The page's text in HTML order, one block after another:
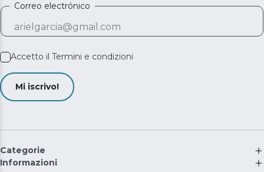
Correo electrónico
Accetto il Termini e condizioni
Mi iscrivo!
Categorie
Informazioni